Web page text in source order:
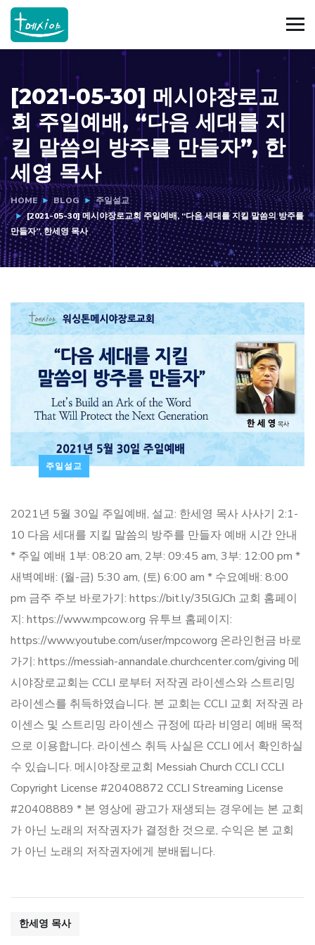
[2021-05-30] 메시야장로교
회 주일예배, “다음 세대를 지
킬 말씀의 방주를 만들자”, 한
세영 목사
HOME BLOG
주일설교
[2021-05-30] 메시야장로교회 주일예배, “다음 세대를 지킬 말씀의 방주를
만들자”, 한세영 목사
주일설교
2021년 5월 30일 주일예배, 설교: 한세영 목사 사사기 2:1-
10 다음 세대를 지킬 말씀의 방주를 만들자 예배 시간 안내
* 주일 예배 1부: 08:20 am, 2부: 09:45 am, 3부: 12:00 pm *
새벽예배: (월-금) 5:30 am, (토) 6:00 am * 수요예배: 8:00
pm 금주 주보 바로가기: https://bit.ly/35lGJCh 교회 홈페이
지: https://www.mpcow.org 유투브 홈페이지:
https://www.youtube.com/user/mpcoworg 온라인헌금 바로
가기: https://messiah-annandale.churchcenter.com/giving 메
시야장로교회는 CCLI 로부터 저작권 라이센스와 스트리밍
라이센스를 취득하였습니다. 본 교회는 CCLI 교회 저작권 라
이센스 및 스트리밍 라이센스 규정에 따라 비영리 예배 목적
으로 이용합니다. 라이센스 취득 사실은 CCLI 에서 확인하실
수 있습니다. 메시야장로교회 Messiah Church CCLI CCLI
Copyright License #20408872 CCLI Streaming License
#20408889 * 본 영상에 광고가 재생되는 경우에는 본 교회
가 아닌 노래의 저작권자가 결정한 것으로, 수익은 본 교회
가 아닌 노래의 저작권자에게 분배됩니다.
한세영 목사